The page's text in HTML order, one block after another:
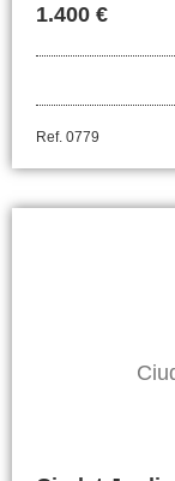
1.400 €
Ref. 0779